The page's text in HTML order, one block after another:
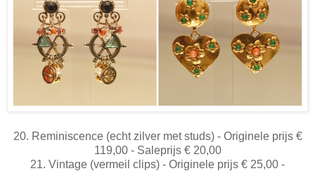
20. Reminiscence (echt zilver met studs) - Originele prijs €
119,00 - Saleprijs € 20,00
21. Vintage (vermeil clips) - Originele prijs € 25,00 -